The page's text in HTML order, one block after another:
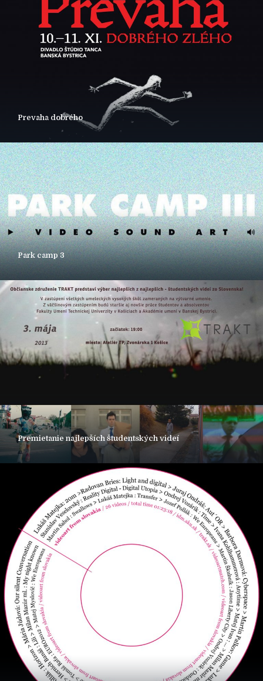
Prevaha dobrého
Park camp 3
Premietanie najlepších študentských videí